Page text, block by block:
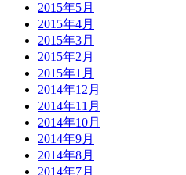
2015年5月
2015年4月
2015年3月
2015年2月
2015年1月
2014年12月
2014年11月
2014年10月
2014年9月
2014年8月
2014年7月